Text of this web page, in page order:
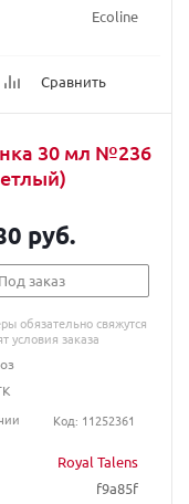
Ecoline
Сравнить
30 мл №236
Royal Talens
f9a85f
руб.
Под заказ
обязательно свяжутся
условия заказа
Код: 11252361